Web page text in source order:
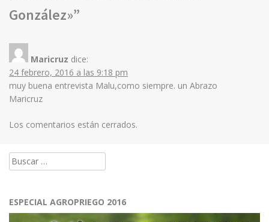
González»”
Maricruz dice:
24 febrero, 2016 a las 9:18 pm
muy buena entrevista Malu,como siempre. un Abrazo
Maricruz
Los comentarios están cerrados.
Buscar:
ESPECIAL AGROPRIEGO 2016